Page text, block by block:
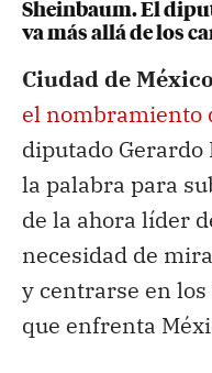
Sheinbaum. El
va más allá de los
Ciudad de
el nombramiento
diputado
la palabra para
de la ahora líder
necesidad de
y centrarse en
que enfrenta